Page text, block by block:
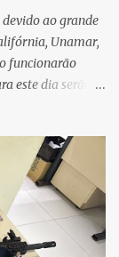
ao grande
Unamar,
funcionarão
este dia serão
pois se trata de